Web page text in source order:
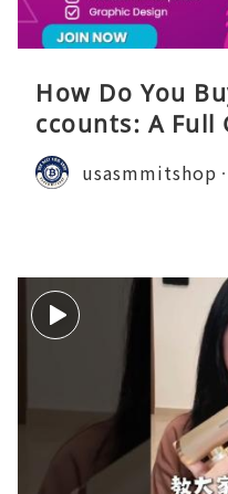
How Do You
ccounts: A Full
usasmmitshop